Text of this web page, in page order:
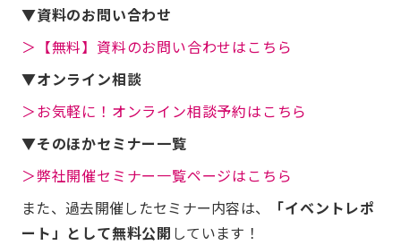
▼資料のお問い合わせ
＞【無料】資料のお問い合わせはこちら
▼オンライン相談
＞お気軽に！オンライン相談予約はこちら
▼そのほかセミナー一覧
＞弊社開催セミナー一覧ページはこちら
また、過去開催したセミナー内容は、
「イベントレポ
ート」として無料公開 しています！